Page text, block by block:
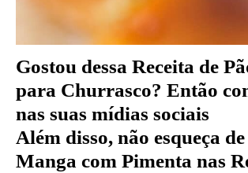
Gostou dessa Receita de
para Churrasco? Então
nas suas mídias sociais
Além disso, não esqueça
Manga com Pimenta nas